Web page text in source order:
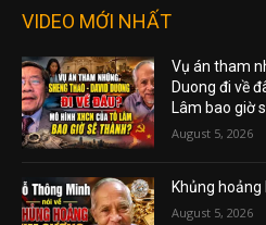
VIDEO MỚI NHẤT
Vụ án tham
Duong đi về
Lâm bao giờ
August 5, 2026
Khủng
August 5, 2026